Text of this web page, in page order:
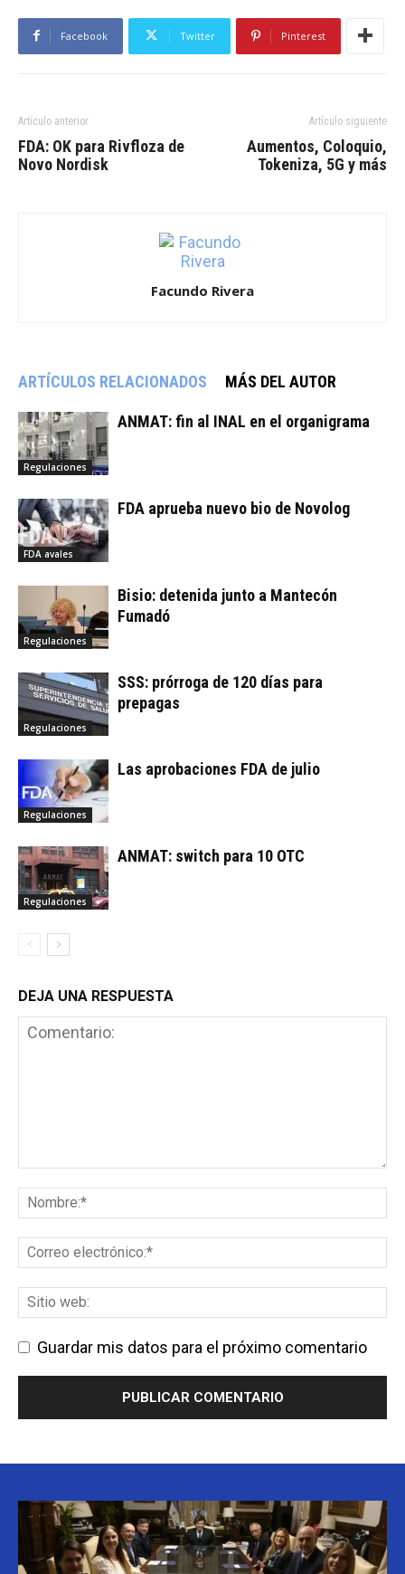
Facebook Twitter Pinterest
Artículo anterior
FDA: OK para Rivfloza de
Novo Nordisk
Artículo siguiente
Aumentos, Coloquio,
Tokeniza, 5G y más
Facundo Rivera
ARTÍCULOS RELACIONADOS MÁS DEL AUTOR
Regulaciones
ANMAT: fin al INAL en el organigrama
FDA avales
FDA aprueba nuevo bio de Novolog
Regulaciones
Bisio: detenida junto a Mantecón
Fumadó
Regulaciones
SSS: prórroga de 120 días para
prepagas
Regulaciones
Las aprobaciones FDA de julio
Regulaciones
ANMAT: switch para 10 OTC
DEJA UNA RESPUESTA
Guardar mis datos para el próximo comentario